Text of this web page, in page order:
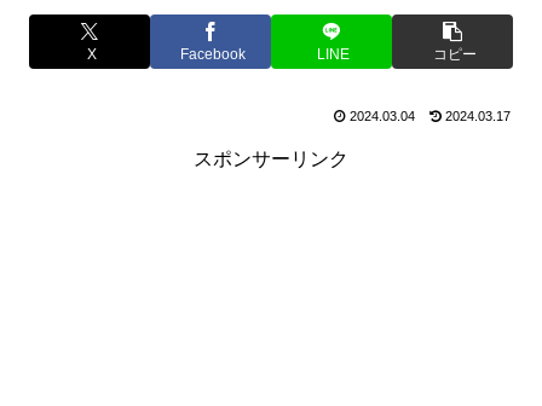
X Facebook LINE コピー
2024.03.04 2024.03.17
スポンサーリンク